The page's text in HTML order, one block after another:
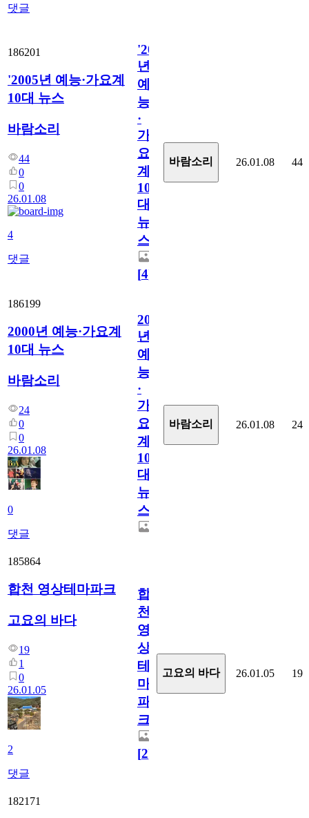
댓글
186201
'2005년 예능·가요계
10대 뉴스
바람소리
44
0
0
26.01.08
4
댓글
'2005
년
예
능
·
가
요
계
10
대
뉴
스
[4]
바람소리 26.01.08 44
186199
2000년 예능·가요계
10대 뉴스
바람소리
24
0
0
26.01.08
0
댓글
2000
년
예
능
·
가
요
계
10
대
뉴
스
바람소리 26.01.08 24
185864
합천 영상테마파크
고요의 바다
19
1
0
26.01.05
2
댓글
합
천
영
상
테
마
파
크
[2]
고요의 바다 26.01.05 19
182171